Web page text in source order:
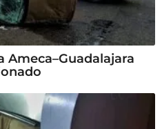
Ameca–Guadalajara